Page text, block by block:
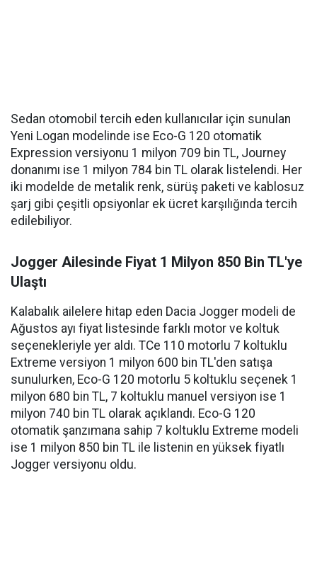
Sedan otomobil tercih eden kullanıcılar için sunulan
Yeni Logan modelinde ise Eco-G 120 otomatik
Expression versiyonu 1 milyon 709 bin TL, Journey
donanımı ise 1 milyon 784 bin TL olarak listelendi. Her
iki modelde de metalik renk, sürüş paketi ve kablosuz
şarj gibi çeşitli opsiyonlar ek ücret karşılığında tercih
edilebiliyor.
Jogger Ailesinde Fiyat 1 Milyon 850 Bin TL'ye
Ulaştı
Kalabalık ailelere hitap eden Dacia Jogger modeli de
Ağustos ayı fiyat listesinde farklı motor ve koltuk
seçenekleriyle yer aldı. TCe 110 motorlu 7 koltuklu
Extreme versiyon 1 milyon 600 bin TL'den satışa
sunulurken, Eco-G 120 motorlu 5 koltuklu seçenek 1
milyon 680 bin TL, 7 koltuklu manuel versiyon ise 1
milyon 740 bin TL olarak açıklandı. Eco-G 120
otomatik şanzımana sahip 7 koltuklu Extreme modeli
ise 1 milyon 850 bin TL ile listenin en yüksek fiyatlı
Jogger versiyonu oldu.